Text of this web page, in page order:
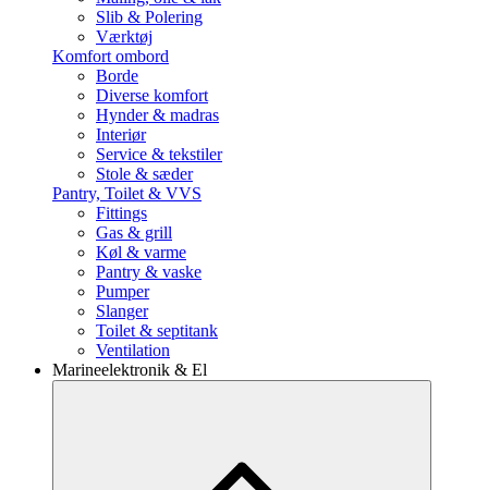
Slib & Polering
Værktøj
Komfort ombord
Borde
Diverse komfort
Hynder & madras
Interiør
Service & tekstiler
Stole & sæder
Pantry, Toilet & VVS
Fittings
Gas & grill
Køl & varme
Pantry & vaske
Pumper
Slanger
Toilet & septitank
Ventilation
Marineelektronik & El